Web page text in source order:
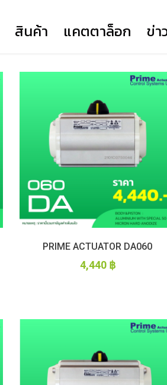
สินค้า
FLANGE (TSK)
VOCESTER
PRIME ACTUATOR
NEWAY
แคตตาล็อก
YORK SERIES EH
ข่า
PRIME ACTUATOR DA060
4,440 ฿